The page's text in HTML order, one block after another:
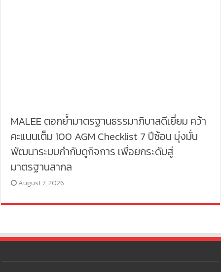
MALEE ตอกย้ำมาตรฐานธรรมาภิบาลดีเยี่ยม คว้า
คะแนนเต็ม 100 AGM Checklist 7 ปีซ้อน มุ่งมั่น
พัฒนาระบบกำกับดูกิจการ เพื่อยกระดับสู่
มาตรฐานสากล
August 7, 2026